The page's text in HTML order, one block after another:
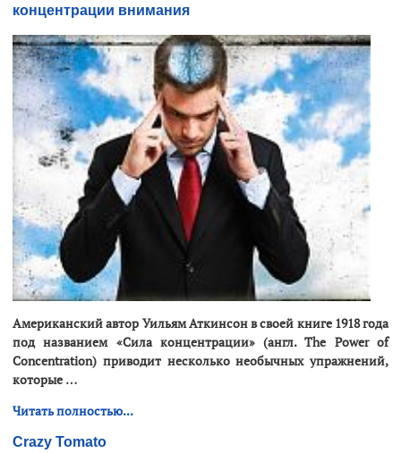
концентрации внимания
Американский автор Уильям Аткинсон в своей книге 1918 года
под названием «Сила концентрации» (англ. The Power of
Concentration) приводит несколько необычных упражнений,
которые …
Читать полностью...
Crazy Tomato